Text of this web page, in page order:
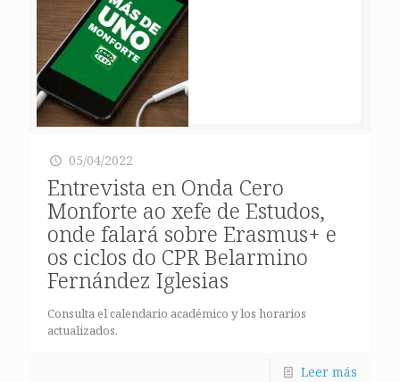
05/04/2022
Entrevista en Onda Cero
Monforte ao xefe de Estudos,
onde falará sobre Erasmus+ e
os ciclos do CPR Belarmino
Fernández Iglesias
Consulta el calendario académico y los horarios
actualizados.
Leer más